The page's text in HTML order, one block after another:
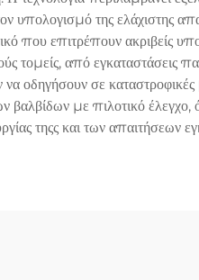
της ελάχιστης
που επιτρέπουν ακριβείς
τομείς, από εγκαταστάσεις
οδηγήσουν σε
με πιλοτικό έλεγχο,
τηςς και των απαιτήσεων